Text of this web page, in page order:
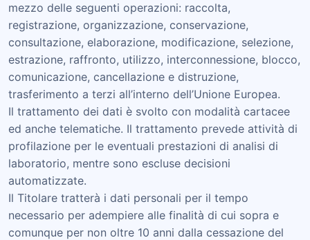
mezzo delle seguenti operazioni: raccolta,
registrazione, organizzazione, conservazione,
consultazione, elaborazione, modificazione, selezione,
estrazione, raffronto, utilizzo, interconnessione, blocco,
comunicazione, cancellazione e distruzione,
trasferimento a terzi all’interno dell’Unione Europea.
Il trattamento dei dati è svolto con modalità cartacee
ed anche telematiche. Il trattamento prevede attività di
profilazione per le eventuali prestazioni di analisi di
laboratorio, mentre sono escluse decisioni
automatizzate.
Il Titolare tratterà i dati personali per il tempo
necessario per adempiere alle finalità di cui sopra e
comunque per non oltre 10 anni dalla cessazione del